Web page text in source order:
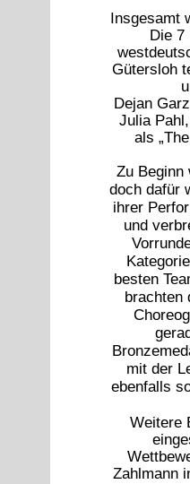
Insgesamt
Die 7
Gütersloh
Dejan
Julia
als
Zu Beginn
doch dafür
ihrer
und
besten
brachten
mit der
ebenfalls
Weitere
Zahlmann